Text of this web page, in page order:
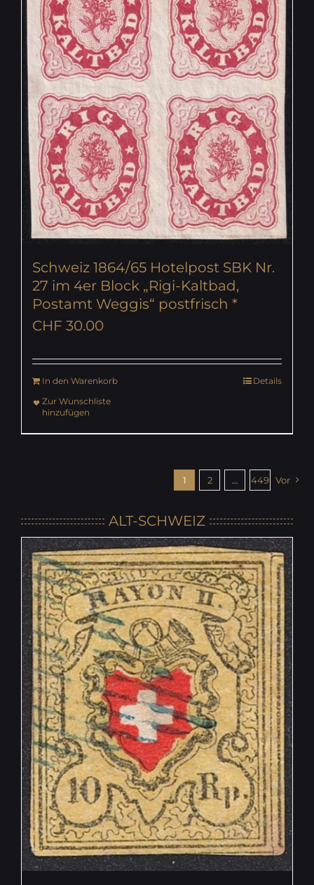
Schweiz 1864/65 Hotelpost SBK Nr.
27 im 4er Block „Rigi-Kaltbad,
Postamt Weggis“ postfrisch *
CHF 30.00
In den Warenkorb
Details
Zur Wunschliste
hinzufügen
1 2 … 449 Vor
ALT-SCHWEIZ